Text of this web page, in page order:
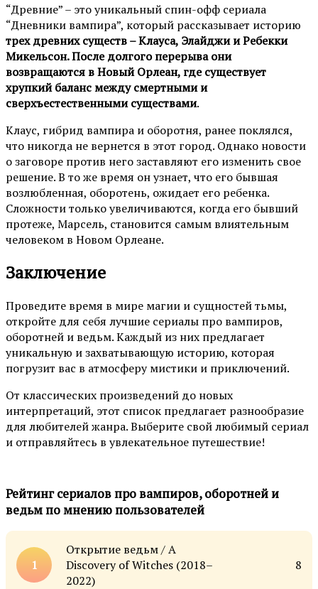
“Древние” – это уникальный спин-офф сериала
“Дневники вампира”, который рассказывает историю
трех древних существ – Клауса, Элайджи и Ребекки
Микельсон. После долгого перерыва они
возвращаются в Новый Орлеан, где существует
хрупкий баланс между смертными и
сверхъестественными существами.
Клаус, гибрид вампира и оборотня, ранее поклялся,
что никогда не вернется в этот город. Однако новости
о заговоре против него заставляют его изменить свое
решение. В то же время он узнает, что его бывшая
возлюбленная, оборотень, ожидает его ребенка.
Сложности только увеличиваются, когда его бывший
протеже, Марсель, становится самым влиятельным
человеком в Новом Орлеане.
Заключение
Проведите время в мире магии и сущностей тьмы,
откройте для себя лучшие сериалы про вампиров,
оборотней и ведьм. Каждый из них предлагает
уникальную и захватывающую историю, которая
погрузит вас в атмосферу мистики и приключений.
От классических произведений до новых
интерпретаций, этот список предлагает разнообразие
для любителей жанра. Выберите свой любимый сериал
и отправляйтесь в увлекательное путешествие!
Рейтинг сериалов про вампиров, оборотней и
ведьм по мнению пользователей
Открытие ведьм / A
Discovery of Witches (2018–
2022)
8